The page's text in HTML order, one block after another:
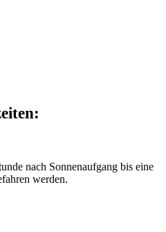
nach Sonnenaufgang bis eine
werden.